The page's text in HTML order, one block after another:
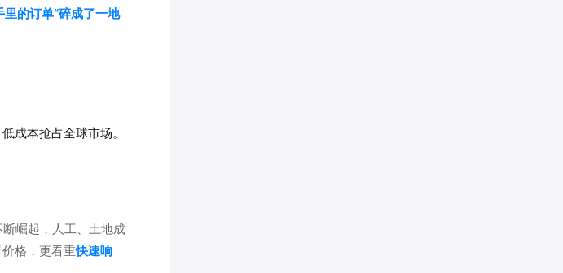
的订单“碎成了一地
成本抢占全球市场。
崛起，人工、土地成
格，更看重快速响